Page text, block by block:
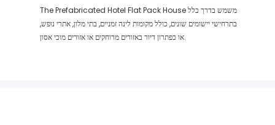
The Prefabricated Hotel Flat Pack House משמש בדרך כלל
בתרחישי יישומים שונים, כולל מקומות לינה זמניים, בתי מלון, אתרי נופש,
או כפתרון דיור באזורים מרוחקים או אזורים מוכי אסון.